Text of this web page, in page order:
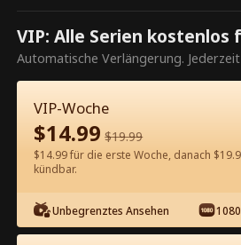
Dies ist eine
Episode. Bitte
60Jetzt
Kostenlos in der
VIP: Alle Serien kostenlos
Automatische Verlängerung.
VIP-Woche
$14.99 $19.99
$14.99 für die erste Woche, danach
kündbar.
Unbegrenztes Ansehen